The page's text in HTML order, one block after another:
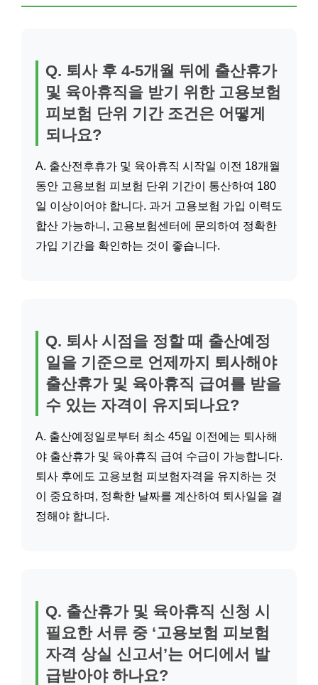
Q. 퇴사 후 4-5개월 뒤에 출산휴가
및 육아휴직을 받기 위한 고용보험
피보험 단위 기간 조건은 어떻게
되나요?
A. 출산전후휴가 및 육아휴직 시작일 이전 18개월
동안 고용보험 피보험 단위 기간이 통산하여 180
일 이상이어야 합니다. 과거 고용보험 가입 이력도
합산 가능하니, 고용보험센터에 문의하여 정확한
가입 기간을 확인하는 것이 좋습니다.
Q. 퇴사 시점을 정할 때 출산예정
일을 기준으로 언제까지 퇴사해야
출산휴가 및 육아휴직 급여를 받을
수 있는 자격이 유지되나요?
A. 출산예정일로부터 최소 45일 이전에는 퇴사해
야 출산휴가 및 육아휴직 급여 수급이 가능합니다.
퇴사 후에도 고용보험 피보험자격을 유지하는 것
이 중요하며, 정확한 날짜를 계산하여 퇴사일을 결
정해야 합니다.
Q. 출산휴가 및 육아휴직 신청 시
필요한 서류 중 ‘고용보험 피보험
자격 상실 신고서’는 어디에서 발
급받아야 하나요?